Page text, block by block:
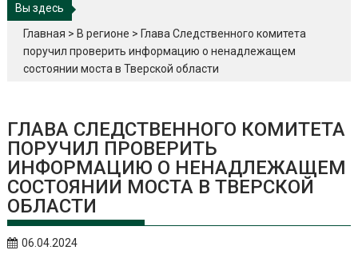
Вы здесь
Главная > В регионе > Глава Следственного комитета
поручил проверить информацию о ненадлежащем
состоянии моста в Тверской области
ГЛАВА СЛЕДСТВЕННОГО КОМИТЕТА
ПОРУЧИЛ ПРОВЕРИТЬ
ИНФОРМАЦИЮ О НЕНАДЛЕЖАЩЕМ
СОСТОЯНИИ МОСТА В ТВЕРСКОЙ
ОБЛАСТИ
06.04.2024